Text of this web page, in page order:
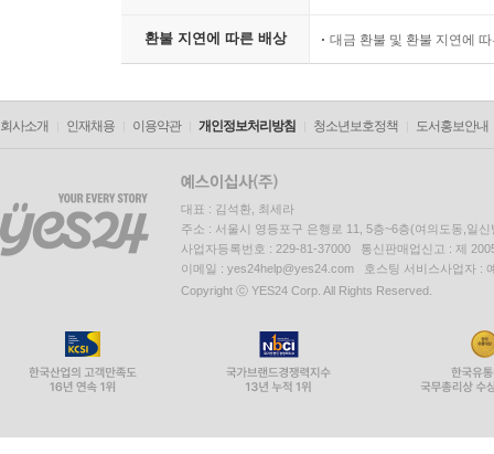
환불 지연에 따른 배상 대금 환불 및 환불 지연에
회사소개 인재채용 이용약관 개인정보처리방침 청소년보호정책 도서홍보안내
대표 : 김석환, 최세라
주소 : 서울시 영등포구 은행로 11, 5층~6층(여의도동,일신
사업자등록번호 : 229-81-37000 통신판매업신고 : 제
이메일 : yes24help@yes24.com 호스팅 서비스사업자 :
Copyright ⓒ YES24 Corp. All Rights Reserved.